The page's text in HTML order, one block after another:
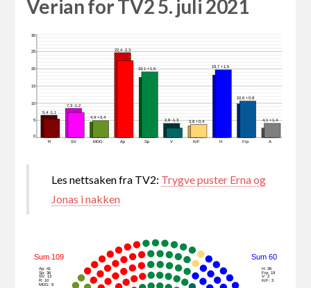
Verian for TV2 5. juli 2021
5,4 -1,1
7,3 -1,2
4,9 +0,4
22,4 -2,3
19,1 +1,6
2,8 -1,3 3,8 +0,4
19,7 +1,5
10,6 +0,8
4,1 +1,4
R SV MDG Ap Sp V KrF H Frp A
0
5
10
15
20
25
30
Les nettsaken fra TV2: Trygve puster Erna og
Jonas i nakken
Sum 109
Ap: 41
Sp: 36
SV: 13
R: 10
MDG: 9
Sum 60
H: 36
Frp: 19
V: 2
KrF: 3